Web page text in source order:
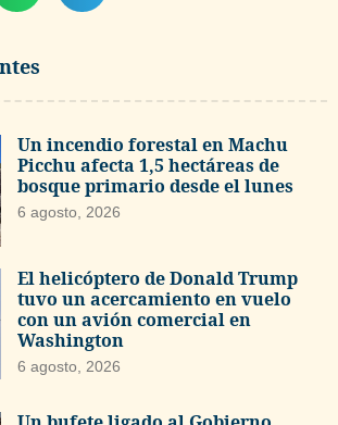
Un incendio forestal en Machu
Picchu afecta 1,5 hectáreas de
bosque primario desde el lunes
6 agosto, 2026
El helicóptero de Donald Trump
tuvo un acercamiento en vuelo
con un avión comercial en
Washington
6 agosto, 2026